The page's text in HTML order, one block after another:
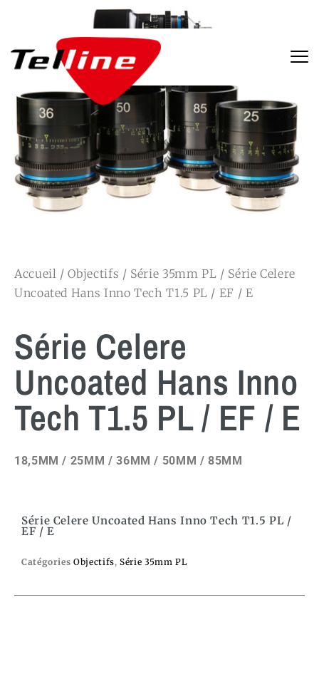
Accueil /Objectifs / Série 35mm PL / Série Celere
Uncoated Hans Inno Tech T1.5 PL / EF / E
Série Celere
Uncoated Hans Inno
Tech T1.5 PL / EF / E
18,5MM / 25MM / 36MM / 50MM / 85MM
Série Celere Uncoated Hans Inno Tech T1.5 PL /
EF / E
Catégories Objectifs,Série 35mm PL